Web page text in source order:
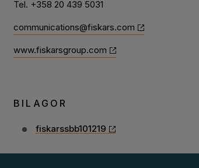
Tel. +358 20 439 5031
communications@fiskars.com
www.fiskarsgroup.com
BILAGOR
fiskarssbb101219